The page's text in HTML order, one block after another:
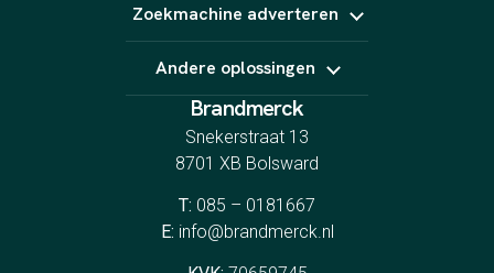
Webshop laten maken
Landingspagina's
CRO
Zoekmachine adverteren
Bing Ads
YouTube Ads
Andere oplossingen
Indeed
Spotify
Brandmerck
Snekerstraat 13
8701 XB Bolsward
T: 085 – 0181667
E: info@brandmerck.nl